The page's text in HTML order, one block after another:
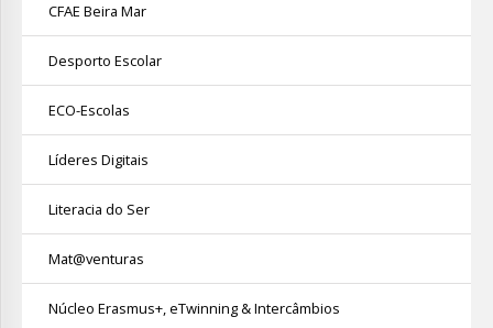
CFAE Beira Mar
Desporto Escolar
ECO-Escolas
Líderes Digitais
Literacia do Ser
Mat@venturas
Núcleo Erasmus+, eTwinning & Intercâmbios